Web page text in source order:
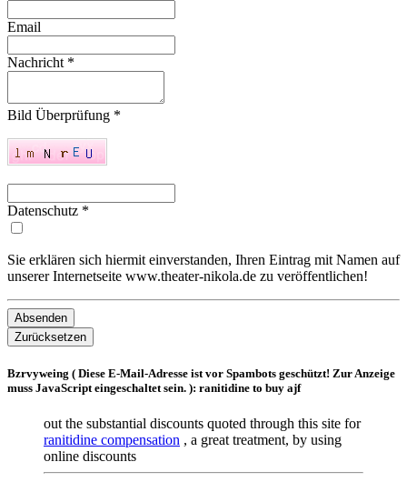
Email
Nachricht *
Bild Überprüfung *
Datenschutz *
Sie erklären sich hiermit einverstanden, Ihren Eintrag mit Namen auf
unserer Internetseite www.theater-nikola.de zu veröffentlichen!
Absenden
Zurücksetzen
Bzrvyweing ( Diese E-Mail-Adresse ist vor Spambots geschützt! Zur Anzeige
muss JavaScript eingeschaltet sein. ): ranitidine to buy ajf
out the substantial discounts quoted through this site for
ranitidine compensation , a great treatment, by using
online discounts